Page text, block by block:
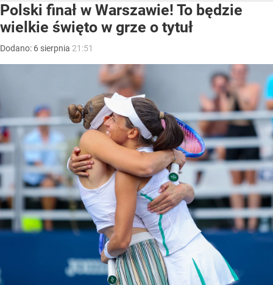
Polski finał w Warszawie! To będzie
wielkie święto w grze o tytuł
Dodano: 6 sierpnia 21:51